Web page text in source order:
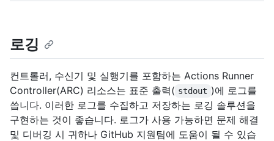
로깅
컨트롤러, 수신기 및 실행기를 포함하는 Actions Runner
Controller(ARC) 리소스는 표준 출력( stdout )에 로그를
씁니다. 이러한 로그를 수집하고 저장하는 로깅 솔루션을
구현하는 것이 좋습니다. 로그가 사용 가능하면 문제 해결
및 디버깅 시 귀하나 GitHub 지원팀에 도움이 될 수 있습